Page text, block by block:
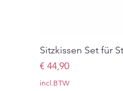
Sitzkissen Set für
Prijs
€ 44,90
incl.BTW